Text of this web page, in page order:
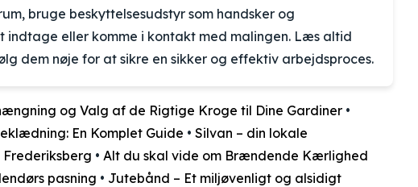
bruge beskyttelsesudstyr som handsker og
eller komme i kontakt med malingen. Læs altid
dem nøje for at sikre en sikker og effektiv arbejdsproces.
og Valg af de Rigtige Kroge til Dine Gardiner •
En Komplet Guide • Silvan – din lokale
• Alt du skal vide om Brændende Kærlighed
pasning • Jutebånd – Et miljøvenligt og alsidigt